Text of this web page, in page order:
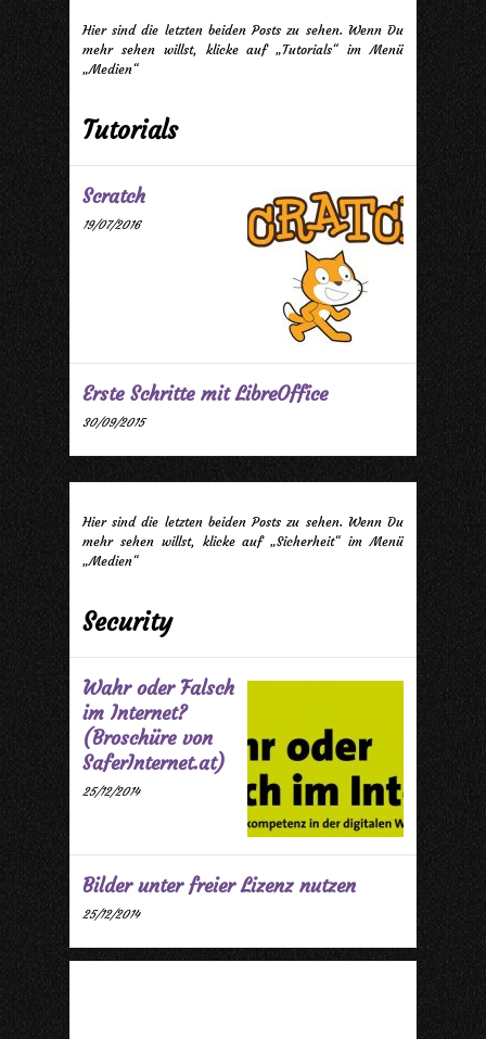
Hier sind die letzten beiden Posts zu sehen. Wenn Du
mehr sehen willst, klicke auf „Tutorials“ im Menü
„Medien“
Tutorials
Scratch
19/07/2016
Erste Schritte mit LibreOffice
30/09/2015
Hier sind die letzten beiden Posts zu sehen. Wenn Du
mehr sehen willst, klicke auf „Sicherheit“ im Menü
„Medien“
Security
Wahr oder Falsch
im Internet?
(Broschüre von
SaferInternet.at)
25/12/2014
Bilder unter freier Lizenz nutzen
25/12/2014